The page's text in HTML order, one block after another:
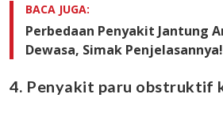
BACA JUGA:
Perbedaan Penyakit Jantung
Dewasa, Simak Penjelasannya!
4. Penyakit paru obstruktif